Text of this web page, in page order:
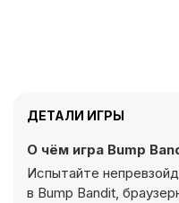
ДЕТАЛИ ИГРЫ
О чём игра Bump
Испытайте
в Bump Bandit,